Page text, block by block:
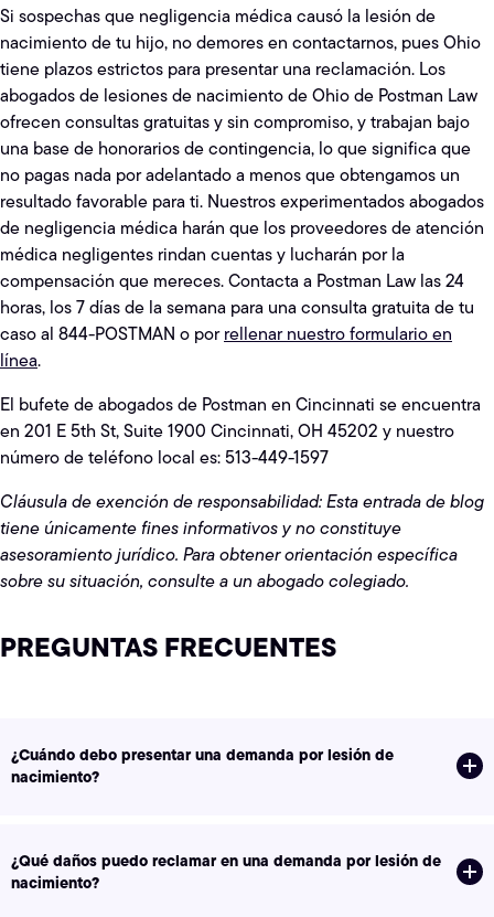
Si sospechas que negligencia médica causó la lesión de
nacimiento de tu hijo, no demores en contactarnos, pues Ohio
tiene plazos estrictos para presentar una reclamación. Los
abogados de lesiones de nacimiento de Ohio de Postman Law
ofrecen consultas gratuitas y sin compromiso, y trabajan bajo
una base de honorarios de contingencia, lo que significa que
no pagas nada por adelantado a menos que obtengamos un
resultado favorable para ti. Nuestros experimentados abogados
de negligencia médica harán que los proveedores de atención
médica negligentes rindan cuentas y lucharán por la
compensación que mereces. Contacta a Postman Law las 24
horas, los 7 días de la semana para una consulta gratuita de tu
caso al 844-POSTMAN o porrellenar nuestro formulario en
línea.
El bufete de abogados de Postman en Cincinnati se encuentra
en 201 E 5th St, Suite 1900 Cincinnati, OH 45202 y nuestro
número de teléfono local es: 513-449-1597
Cláusula de exención de responsabilidad: Esta entrada de blog
tiene únicamente fines informativos y no constituye
asesoramiento jurídico. Para obtener orientación específica
sobre su situación, consulte a un abogado colegiado.
PREGUNTAS FRECUENTES
¿Cuándo debo presentar una demanda por lesión de
nacimiento?
¿Qué daños puedo reclamar en una demanda por lesión de
nacimiento?